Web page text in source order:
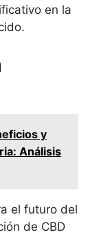
en la
y
Análisis
el futuro del
de CBD